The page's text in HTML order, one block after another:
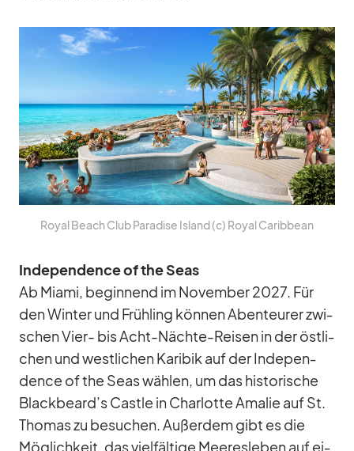
Royal Beach Club Pa­ra­dise Is­land (c) Royal Ca­rib­bean
In­de­pen­dence of the Seas
Ab Mi­ami, be­gin­nend im No­vem­ber 2027. Für
den Win­ter und Früh­ling kön­nen Aben­teu­rer zwi­
schen Vier- bis Acht-Nächte-Rei­sen in der öst­li­
chen und west­li­chen Ka­ri­bik auf der In­de­pen­
dence of the Seas wäh­len, um das his­to­ri­sche
Blackbeard’s Castle in Char­lotte Ama­lie auf St.
Tho­mas zu be­su­chen. Au­ßer­dem gibt es die
Mög­lich­keit, das viel­fäl­tige Mee­res­le­ben auf ei­